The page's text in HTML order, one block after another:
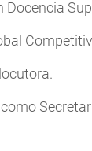
Docencia